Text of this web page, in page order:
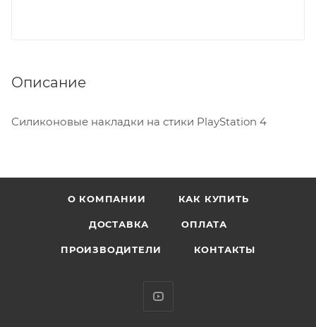
Описание
Силиконовые накладки на стики PlayStation 4
О КОМПАНИИ КАК КУПИТЬ
ДОСТАВКА ОПЛАТА
ПРОИЗВОДИТЕЛИ КОНТАКТЫ